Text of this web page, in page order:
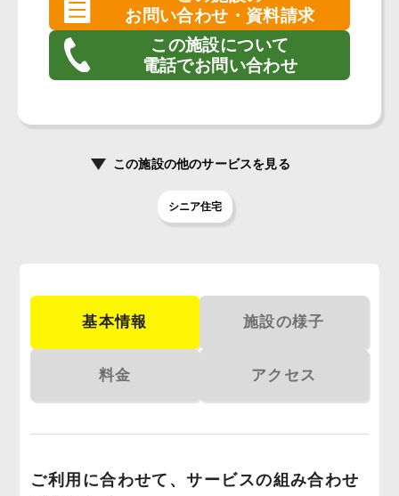
お問い合わせ・資料請求
この施設について
電話でお問い合わせ
この施設の他のサービスを見る
シニア住宅
基本情報 施設の様子
料金 アクセス
ご利用に合わせて、サービスの組み合わせ